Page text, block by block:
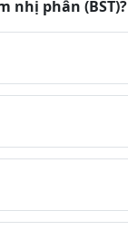
nhị phân (BST)?